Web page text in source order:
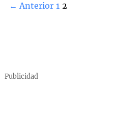
← Anterior 1 2
Publicidad